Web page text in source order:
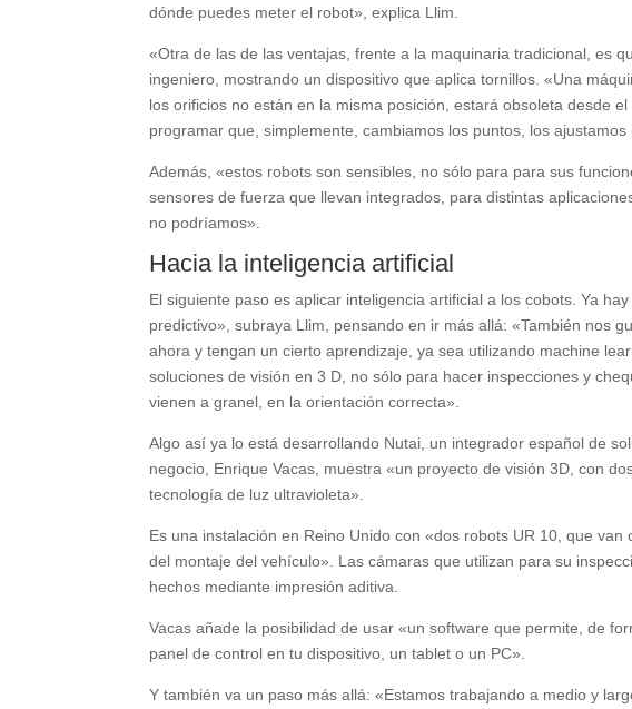
dónde puedes meter el robot», explica Llim.
«Otra de las de las ventajas, frente a la maquinaria tradicional, es
ingeniero, mostrando un dispositivo que aplica tornillos. «Una
los orificios no están en la misma posición, estará obsoleta desde
programar que, simplemente, cambiamos los puntos, los
Además, «estos robots son sensibles, no sólo para para sus
sensores de fuerza que llevan integrados, para distintas
no podríamos».
Hacia la inteligencia artificial
El siguiente paso es aplicar inteligencia artificial a los cobots. Ya
predictivo», subraya Llim, pensando en ir más allá: «También nos
ahora y tengan un cierto aprendizaje, ya sea utilizando machine
soluciones de visión en 3 D, no sólo para hacer inspecciones y
vienen a granel, en la orientación correcta».
Algo así ya lo está desarrollando Nutai, un integrador español de
negocio, Enrique Vacas, muestra «un proyecto de visión 3D, con
tecnología de luz ultravioleta».
Es una instalación en Reino Unido con «dos robots UR 10, que
del montaje del vehículo». Las cámaras que utilizan para su
hechos mediante impresión aditiva.
Vacas añade la posibilidad de usar «un software que permite, de
panel de control en tu dispositivo, un tablet o un PC».
Y también va un paso más allá: «Estamos trabajando a medio y